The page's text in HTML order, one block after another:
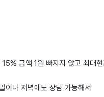
금액 1원 빠지지 않고 최대
이나 저녁에도 상담 가능해서